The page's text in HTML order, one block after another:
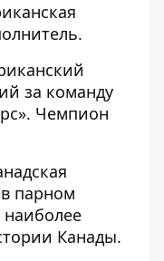
за команду
Чемпион
парном
Канады.